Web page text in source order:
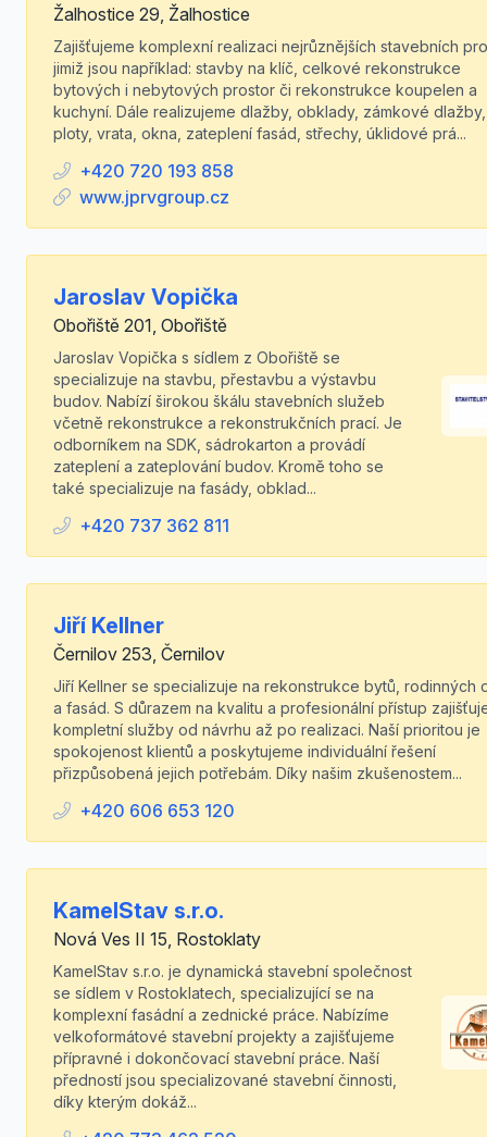
Žalhostice 29, Žalhostice
Zajišťujeme komplexní realizaci nejrůznějších stavebních
jimiž jsou například: stavby na klíč, celkové rekonstrukce
bytových i nebytových prostor či rekonstrukce koupelen a
kuchyní. Dále realizujeme dlažby, obklady, zámkové dlažby,
ploty, vrata, okna, zateplení fasád, střechy, úklidové prá...
+420 720 193 858
www.jprvgroup.cz
Jaroslav Vopička
Obořiště 201, Obořiště
Jaroslav Vopička s sídlem z Obořiště se
specializuje na stavbu, přestavbu a výstavbu
budov. Nabízí širokou škálu stavebních služeb
včetně rekonstrukce a rekonstrukčních prací. Je
odborníkem na SDK, sádrokarton a provádí
zateplení a zateplování budov. Kromě toho se
také specializuje na fasády, obklad...
+420 737 362 811
Jiří Kellner
Černilov 253, Černilov
Jiří Kellner se specializuje na rekonstrukce bytů, rodinných
a fasád. S důrazem na kvalitu a profesionální přístup
kompletní služby od návrhu až po realizaci. Naší prioritou je
spokojenost klientů a poskytujeme individuální řešení
přizpůsobená jejich potřebám. Díky našim zkušenostem...
+420 606 653 120
KamelStav s.r.o.
Nová Ves II 15, Rostoklaty
KamelStav s.r.o. je dynamická stavební společnost
se sídlem v Rostoklatech, specializující se na
komplexní fasádní a zednické práce. Nabízíme
velkoformátové stavební projekty a zajišťujeme
přípravné i dokončovací stavební práce. Naší
předností jsou specializované stavební činnosti,
díky kterým dokáž...